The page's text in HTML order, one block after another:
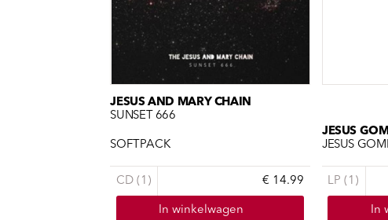
JESUS AND MARY CHAIN
SUNSET 666
SOFTPACK
CD (1) € 14.99
In winkelwagen
JESUS
JESUS
LP (1)
In